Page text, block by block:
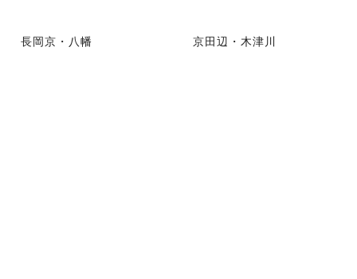
長岡京・八幡 京田辺・木津川